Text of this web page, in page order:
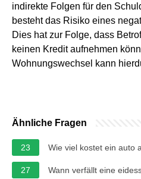
indirekte Folgen für den
besteht das Risiko eines
Dies hat zur Folge, dass
keinen Kredit aufnehmen
Wohnungswechsel kann
Ähnliche Fragen
23 Wie viel kostet ein auto
27 Wann verfällt eine